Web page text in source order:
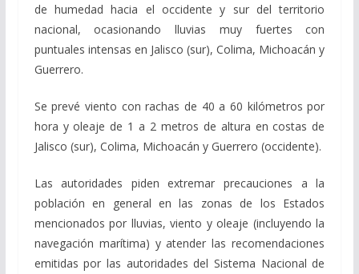
de humedad hacia el occidente y sur del territorio
nacional, ocasionando lluvias muy fuertes con
puntuales intensas en Jalisco (sur), Colima, Michoacán y
Guerrero.
Se prevé viento con rachas de 40 a 60 kilómetros por
hora y oleaje de 1 a 2 metros de altura en costas de
Jalisco (sur), Colima, Michoacán y Guerrero (occidente).
Las autoridades piden extremar precauciones a la
población en general en las zonas de los Estados
mencionados por lluvias, viento y oleaje (incluyendo la
navegación marítima) y atender las recomendaciones
emitidas por las autoridades del Sistema Nacional de